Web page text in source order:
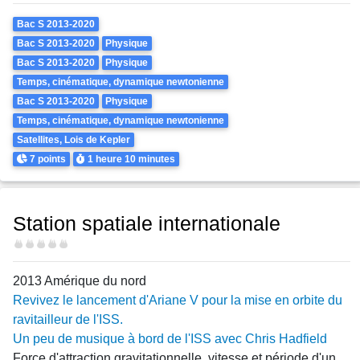
Theme
Bac S 2013-2020
Bac S 2013-2020
Physique
Bac S 2013-2020
Physique
Temps, cinématique, dynamique newtonienne
Bac S 2013-2020
Physique
Temps, cinématique, dynamique newtonienne
Satellites, Lois de Kepler
Points
7 points Durée
1 heure10 minutes
Station spatiale internationale
Difficulté
2013 Amérique du nord
Revivez le lancement d'Ariane V pour la mise en orbite du
ravitailleur de l'ISS.
Un peu de musique à bord de l'ISS avec Chris Hadfield